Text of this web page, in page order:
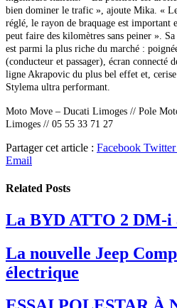
bien dominer le trafic », ajoute Mika. «
réglé, le rayon de braquage est important
peut faire des kilomètres sans peiner ».
est parmi la plus riche du marché :
(conducteur et passager), écran connecté
ligne Akrapovic du plus bel effet et,
Stylema ultra performant.
Moto Move – Ducati Limoges // Pole
Limoges // 05 55 33 71 27
Partager cet article : Facebook Twitter
Email
Related Posts
La BYD ATTO 2 DM-i
La nouvelle Jeep
électrique